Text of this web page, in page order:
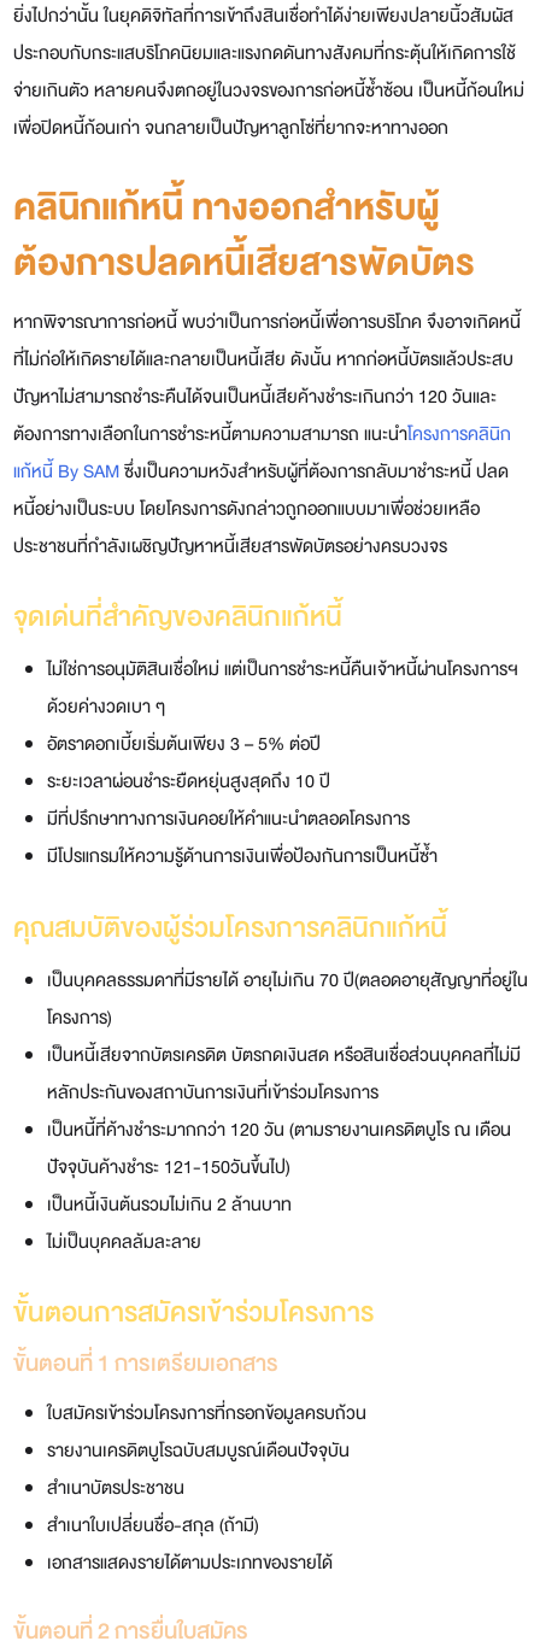
ยิ่งไปกว่านั้น ในยุคดิจิทัลที่การเข้าถึงสินเชื่อทำได้ง่ายเพียงปลายนิ้วสัมผัส
ประกอบกับกระแสบริโภคนิยมและแรงกดดันทางสังคมที่กระตุ้นให้เกิดการใช้
จ่ายเกินตัว หลายคนจึงตกอยู่ในวงจรของการก่อหนี้ซ้ำซ้อน เป็นหนี้ก้อนใหม่
เพื่อปิดหนี้ก้อนเก่า จนกลายเป็นปัญหาลูกโซ่ที่ยากจะหาทางออก
คลินิกแก้หนี้ ทางออกสำหรับผู้
ต้องการปลดหนี้เสียสารพัดบัตร
หากพิจารณาการก่อหนี้ พบว่าเป็นการก่อหนี้เพื่อการบริโภค จึงอาจเกิดหนี้
ที่ไม่ก่อให้เกิดรายได้และกลายเป็นหนี้เสีย ดังนั้น หากก่อหนี้บัตรแล้วประสบ
ปัญหาไม่สามารถชำระคืนได้จนเป็นหนี้เสียค้างชำระเกินกว่า 120 วันและ
ต้องการทางเลือกในการชำระหนี้ตามความสามารถ แนะนำโครงการคลินิก
แก้หนี้ By SAMซึ่งเป็นความหวังสำหรับผู้ที่ต้องการกลับมาชำระหนี้ ปลด
หนี้อย่างเป็นระบบ โดยโครงการดังกล่าวถูกออกแบบมาเพื่อช่วยเหลือ
ประชาชนที่กำลังเผชิญปัญหาหนี้เสียสารพัดบัตรอย่างครบวงจร
จุดเด่นที่สำคัญของคลินิกแก้หนี้
ไม่ใช่การอนุมัติสินเชื่อใหม่ แต่เป็นการชำระหนี้คืนเจ้าหนี้ผ่านโครงการฯ
ด้วยค่างวดเบา ๆ
อัตราดอกเบี้ยเริ่มต้นเพียง 3 – 5% ต่อปี
ระยะเวลาผ่อนชำระยืดหยุ่นสูงสุดถึง 10 ปี
มีที่ปรึกษาทางการเงินคอยให้คำแนะนำตลอดโครงการ
มีโปรแกรมให้ความรู้ด้านการเงินเพื่อป้องกันการเป็นหนี้ซ้ำ
คุณสมบัติของผู้ร่วมโครงการคลินิกแก้หนี้
เป็นบุคคลธรรมดาที่มีรายได้ อายุไม่เกิน 70 ปี(ตลอดอายุสัญญาที่อยู่ใน
โครงการ)
เป็นหนี้เสียจากบัตรเครดิต บัตรกดเงินสด หรือสินเชื่อส่วนบุคคลที่ไม่มี
หลักประกันของสถาบันการเงินที่เข้าร่วมโครงการ
เป็นหนี้ที่ค้างชำระมากกว่า 120 วัน (ตามรายงานเครดิตบูโร ณ เดือน
ปัจจุบันค้างชำระ 121-150วันขึ้นไป)
เป็นหนี้เงินต้นรวมไม่เกิน 2 ล้านบาท
ไม่เป็นบุคคลล้มละลาย
ขั้นตอนการสมัครเข้าร่วมโครงการ
ขั้นตอนที่ 1 การเตรียมเอกสาร
ใบสมัครเข้าร่วมโครงการที่กรอกข้อมูลครบถ้วน
รายงานเครดิตบูโรฉบับสมบูรณ์เดือนปัจจุบัน
สำเนาบัตรประชาชน
สำเนาใบเปลี่ยนชื่อ-สกุล (ถ้ามี)
เอกสารแสดงรายได้ตามประเภทของรายได้
ขั้นตอนที่ 2 การยื่นใบสมัคร